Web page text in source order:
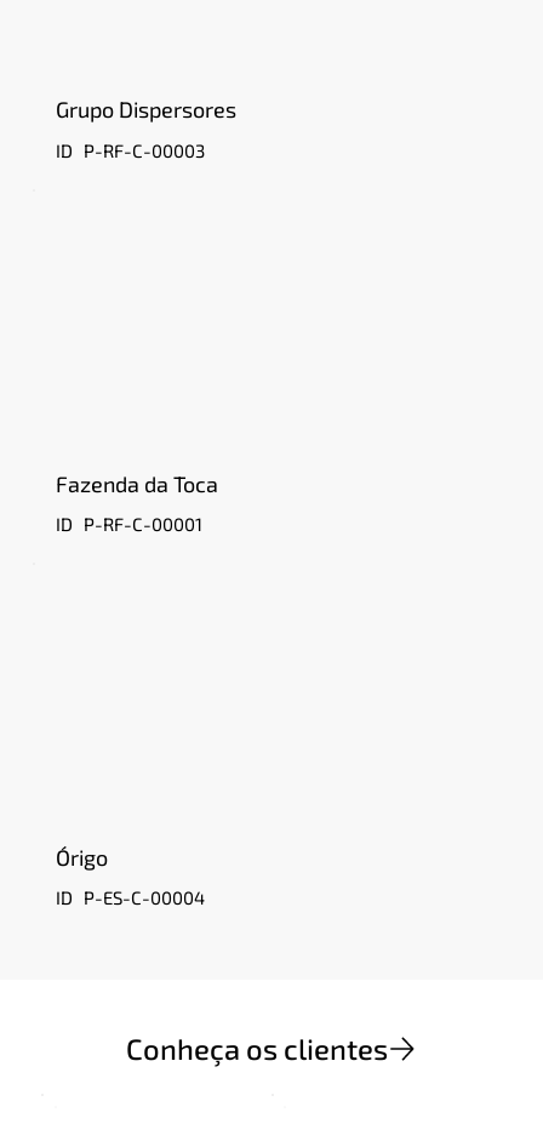
Grupo Dispersores
ID P-RF-C-00003
Fazenda da Toca
ID P-RF-C-00001
Órigo
ID P-ES-C-00004
Conheça os clientes